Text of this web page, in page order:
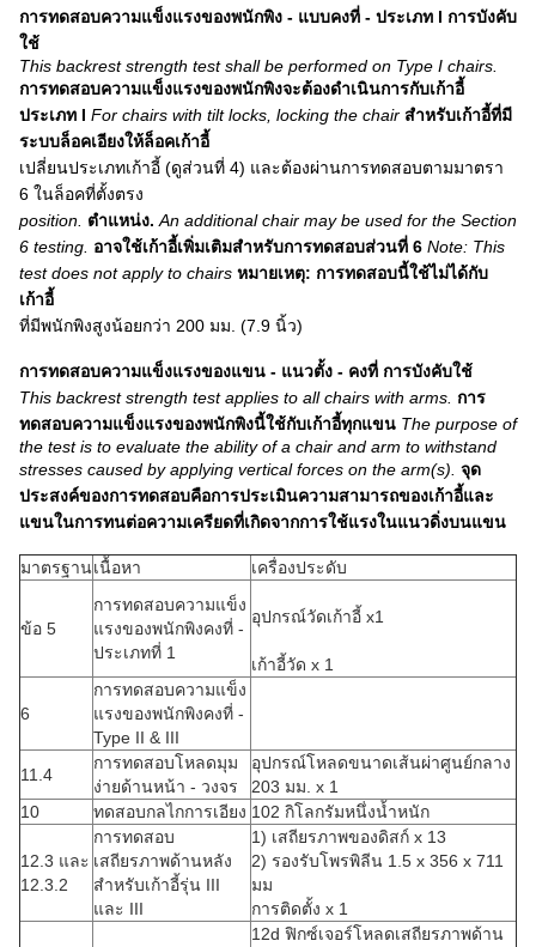
การทดสอบความแข็งแรงของพนักพิง - แบบคงที่ - ประเภท l การบังคับ
ใช้
This backrest strength test shall be performed on Type I chairs.
การทดสอบความแข็งแรงของพนักพิงจะต้องดำเนินการกับเก้าอี้
ประเภท I For chairs with tilt locks, locking the chair สำหรับเก้าอี้ที่มี
ระบบล็อคเอียงให้ล็อคเก้าอี้
เปลี่ยนประเภทเก้าอี้ (ดูส่วนที่ 4) และต้องผ่านการทดสอบตามมาตรา
6 ในล็อคที่ตั้งตรง
position. ตำแหน่ง. An additional chair may be used for the Section
6 testing. อาจใช้เก้าอี้เพิ่มเติมสำหรับการทดสอบส่วนที่ 6 Note: This
test does not apply to chairs หมายเหตุ: การทดสอบนี้ใช้ไม่ได้กับ
เก้าอี้
ที่มีพนักพิงสูงน้อยกว่า 200 มม. (7.9 นิ้ว)
การทดสอบความแข็งแรงของแขน - แนวตั้ง - คงที่ การบังคับใช้
This backrest strength test applies to all chairs with arms. การ
ทดสอบความแข็งแรงของพนักพิงนี้ใช้กับเก้าอี้ทุกแขน The purpose of
the test is to evaluate the ability of a chair and arm to withstand
stresses caused by applying vertical forces on the arm(s). จุด
ประสงค์ของการทดสอบคือการประเมินความสามารถของเก้าอี้และ
แขนในการทนต่อความเครียดที่เกิดจากการใช้แรงในแนวดิ่งบนแขน
มาตรฐานเนื้อหา เครื่องประดับ
ข้อ 5
การทดสอบความแข็ง
แรงของพนักพิงคงที่ -
ประเภทที่ 1
อุปกรณ์วัดเก้าอี้ x1
เก้าอี้วัด x 1
6
การทดสอบความแข็ง
แรงของพนักพิงคงที่ -
Type II & III
11.4
การทดสอบโหลดมุม
ง่ายด้านหน้า - วงจร
อุปกรณ์โหลดขนาดเส้นผ่าศูนย์กลาง
203 มม. x 1
10
ทดสอบกลไกการเอียง 102 กิโลกรัมหนึ่งน้ำหนัก
12.3 และ
12.3.2
การทดสอบ
เสถียรภาพด้านหลัง
สำหรับเก้าอี้รุ่น III
และ III
1) เสถียรภาพของดิสก์ x 13
2) รองรับโพรพิลีน 1.5 x 356 x 711
มม
การติดตั้ง x 1
12d ฟิกซ์เจอร์โหลดเสถียรภาพด้าน